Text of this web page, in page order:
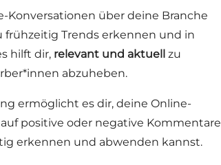
Konversationen über deine Branche
frühzeitig Trends erkennen und in
hilft dir, relevant und aktuell
zu
abzuheben.
ermöglicht es dir, deine Online-
positive oder negative Kommentare
erkennen und abwenden kannst.